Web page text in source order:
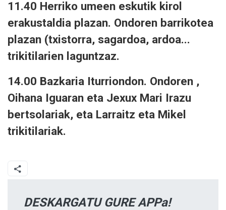
11.40 Herriko umeen eskutik kirol
erakustaldia plazan. Ondoren barrikotea
plazan (txistorra, sagardoa, ardoa...
trikitilarien laguntzaz.
14.00 Bazkaria Iturriondon. Ondoren ,
Oihana Iguaran eta Jexux Mari Irazu
bertsolariak, eta Larraitz eta Mikel
trikitilariak.
DESKARGATU GURE APPa!